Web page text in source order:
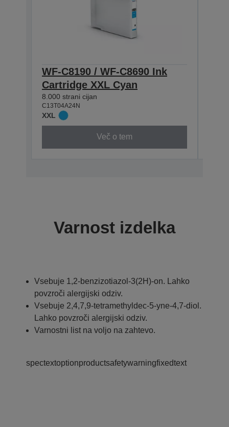
WF-C8190 / WF-C8690 Ink
Cartridge XXL Cyan
8.000 strani cijan
C13T04A24N
XXL
Več o tem
Varnost izdelka
Vsebuje 1,2-benzizotiazol-3(2H)-on. Lahko
povzroči alergijski odziv.
Vsebuje 2,4,7,9-tetramethyldec-5-yne-4,7-diol.
Lahko povzroči alergijski odziv.
Varnostni list na voljo na zahtevo.
spectextoptionproductsafetywarningfixedtext